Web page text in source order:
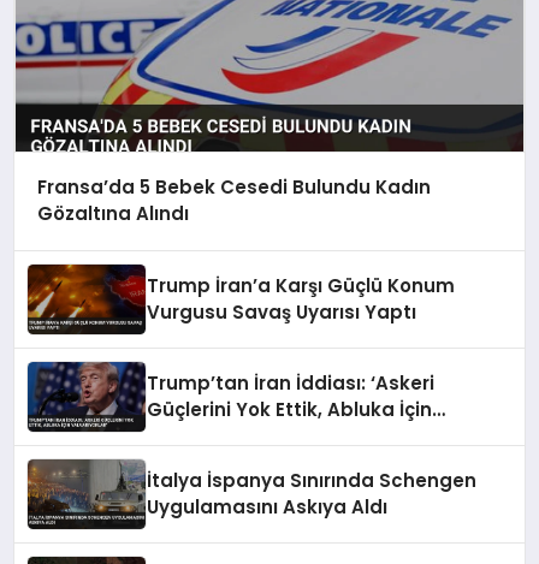
Fransa’da 5 Bebek Cesedi Bulundu Kadın
Gözaltına Alındı
Trump İran’a Karşı Güçlü Konum
Vurgusu Savaş Uyarısı Yaptı
Trump’tan İran İddiası: ‘Askeri
Güçlerini Yok Ettik, Abluka İçin
İtalya İspanya Sınırında Schengen
Uygulamasını Askıya Aldı